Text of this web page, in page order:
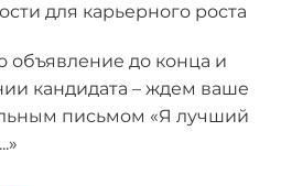
для карьерного роста
объявление до конца и
кандидата – ждем ваше
письмом «Я лучший